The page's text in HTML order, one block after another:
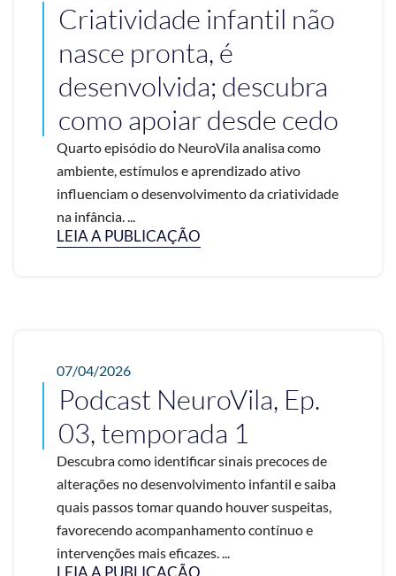
Criatividade infantil não
nasce pronta, é
desenvolvida; descubra
como apoiar desde cedo
Quarto episódio do NeuroVila analisa como
ambiente, estímulos e aprendizado ativo
influenciam o desenvolvimento da criatividade
na infância. ...
LEIA A PUBLICAÇÃO
07/04/2026
Podcast NeuroVila, Ep.
03, temporada 1
Descubra como identificar sinais precoces de
alterações no desenvolvimento infantil e saiba
quais passos tomar quando houver suspeitas,
favorecendo acompanhamento contínuo e
intervenções mais eficazes. ...
LEIA A PUBLICAÇÃO